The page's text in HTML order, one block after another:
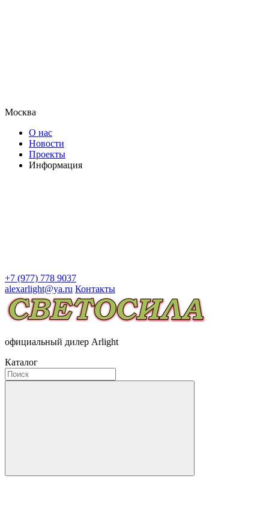
Москва
О нас
Новости
Проекты
Информация
+7 (977) 778 9037
alexarlight@ya.ru Контакты
официальный дилер Arlight
Каталог